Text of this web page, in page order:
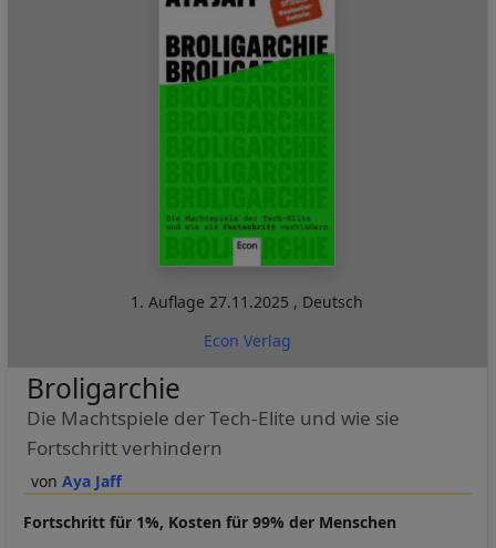
1. Auflage 27.11.2025 , Deutsch
Econ Verlag
Aya Jaff
Broligarchie
Die Machtspiele der Tech-Elite und wie sie
Fortschritt verhindern
Fortschritt für 1%, Kosten für 99% der Menschen